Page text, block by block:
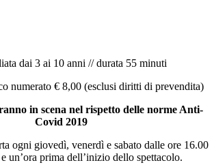
dai 3 ai 10 anni // durata 55 minuti
numerato € 8,00 (esclusi diritti di prevendita)
in scena nel rispetto delle norme Anti-
Covid 2019
ogni giovedì, venerdì e sabato dalle ore 16.00
un’ora prima dell’inizio dello spettacolo.